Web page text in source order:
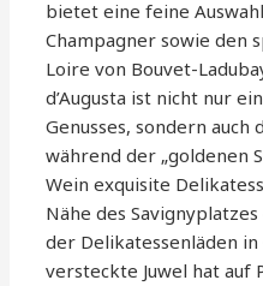
bietet eine feine
Champagner sowie den
Loire von Bouvet-
d’Augusta ist nicht nur
Genusses, sondern
während der „goldenen
Wein exquisite
Nähe des
der Delikatessenläden
versteckte Juwel hat auf